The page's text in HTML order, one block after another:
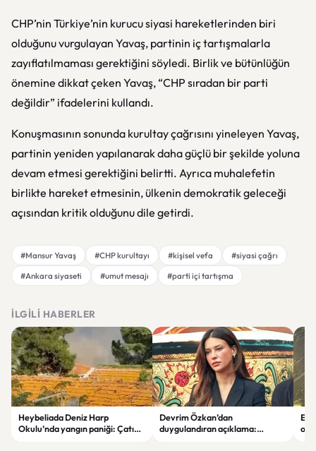
CHP’nin Türkiye’nin kurucu siyasi hareketlerinden biri
olduğunu vurgulayan Yavaş, partinin iç tartışmalarla
zayıflatılmaması gerektiğini söyledi. Birlik ve bütünlüğün
önemine dikkat çeken Yavaş, “CHP sıradan bir parti
değildir” ifadelerini kullandı.
Konuşmasının sonunda kurultay çağrısını yineleyen Yavaş,
partinin yeniden yapılanarak daha güçlü bir şekilde yoluna
devam etmesi gerektiğini belirtti. Ayrıca muhalefetin
birlikte hareket etmesinin, ülkenin demokratik geleceği
açısından kritik olduğunu dile getirdi.
#Mansur Yavaş #CHP kurultayı #kişisel vefa
#siyasi çağrı
#Ankara siyaseti
#umut mesajı #parti içi tartışma
İLGILI HABERLER
Heybeliada Deniz Harp
Okulu’nda yangın paniği: Çatıda
Devrim Özkan’dan
duygulandıran açıklama: